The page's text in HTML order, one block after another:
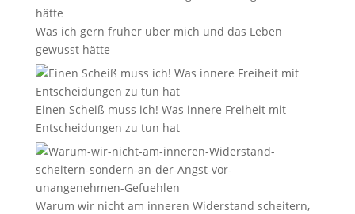
Was ich gern früher über mich und das Leben
gewusst hätte
Einen Scheiß muss ich! Was innere Freiheit mit
Entscheidungen zu tun hat
Warum wir nicht am inneren Widerstand scheitern,